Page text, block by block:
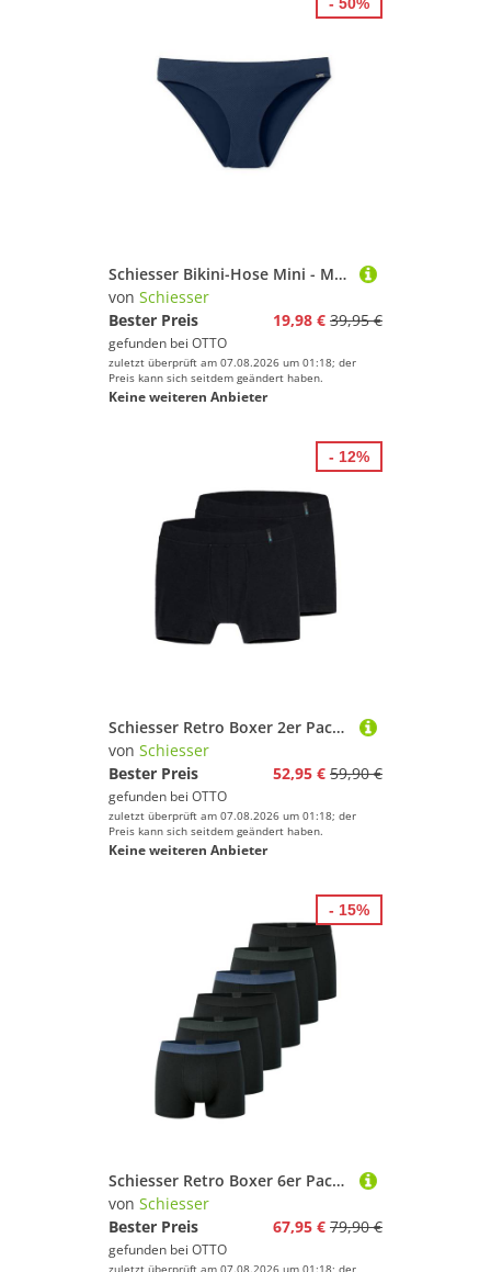
Schiesser Bikini-Hose Mini - Mix & Match Swim Triangel unterteil höschen
von Schiesser
Bester Preis
19,98 € 39,95 €
gefunden bei OTTO
zuletzt überprüft am 07.08.2026 um 01:18; der
Preis kann sich seitdem geändert haben.
Keine weiteren Anbieter
Schiesser Retro Boxer 2er Pack Long Life Soft (Spar-Set, 2-St) Retro Short / Pant - Baumwolle - ohne Eingriff - Schnelltrocknend
von Schiesser
Bester Preis
52,95 € 59,90 €
gefunden bei OTTO
zuletzt überprüft am 07.08.2026 um 01:18; der
Preis kann sich seitdem geändert haben.
Keine weiteren Anbieter
- 12%
Schiesser Retro Boxer 6er Pack 95/5 Cotton (Spar-Set, 6-St) Retro Short / Pant - Baumwolle - ohne Eingriff - Atmungsaktiv
von Schiesser
Bester Preis
67,95 € 79,90 €
gefunden bei OTTO
zuletzt überprüft am 07.08.2026 um 01:18; der
- 15%